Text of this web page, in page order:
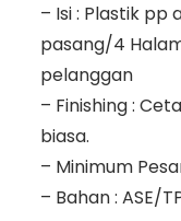
– Isi : Plastik pp
pasang/4
pelanggan
– Finishing :
biasa.
– Minimum
– Bahan : ASE/